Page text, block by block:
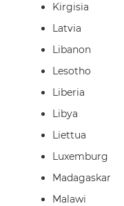
Kirgisia
Latvia
Libanon
Lesotho
Liberia
Libya
Liettua
Luxemburg
Madagaskar
Malawi